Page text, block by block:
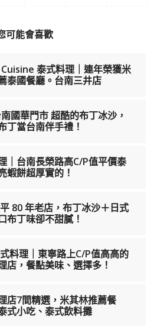
可能會喜歡
泰式料理｜連年榮獲米
泰國餐廳。台南三井店
國華門市 超酷的布丁冰沙，
丁當台南伴手禮！
｜台南長榮路高C/P值平價泰
蝦餅超厚實的！
80 年老店，布丁冰沙＋日式
布丁味卻不甜膩！
料理｜東寧路上C/P值高高的
店，餐點美味、選擇多！
店7間精選，米其林推薦餐
式小吃、泰式飲料攤